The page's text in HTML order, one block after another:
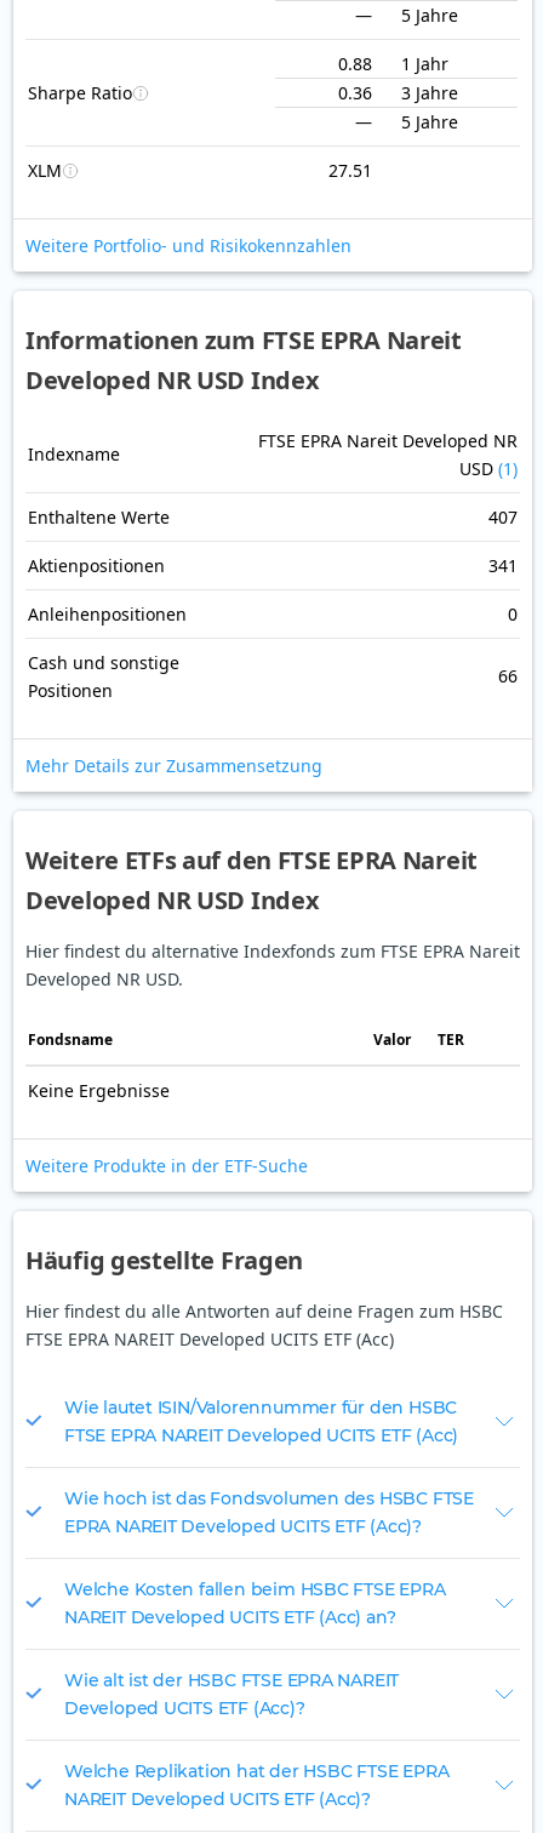
— 5 Jahre
Sharpe Ratio
0.88
1 Jahr
0.36
3 Jahre
—
5 Jahre
XLM 27.51
Weitere Portfolio- und Risikokennzahlen
Informationen zum FTSE EPRA Nareit
Developed NR USD Index
Indexname
FTSE EPRA Nareit Developed NR
USD (1)
Enthaltene Werte 407
Aktienpositionen 341
Anleihenpositionen 0
Cash und sonstige
Positionen
66
Mehr Details zur Zusammensetzung
Weitere ETFs auf den FTSE EPRA Nareit
Developed NR USD Index
Hier findest du alternative Indexfonds zum FTSE EPRA Nareit
Developed NR USD.
Fonds­name Valor TER
Keine Ergebnisse
Weitere Produkte in der ETF-Suche
Häufig gestellte Fragen
Hier findest du alle Antworten auf deine Fragen zum HSBC
FTSE EPRA NAREIT Developed UCITS ETF (Acc)
Wie lautet ISIN/Valorennummer für den HSBC
FTSE EPRA NAREIT Developed UCITS ETF (Acc)
Wie hoch ist das Fondsvolumen des HSBC FTSE
EPRA NAREIT Developed UCITS ETF (Acc)?
Welche Kosten fallen beim HSBC FTSE EPRA
NAREIT Developed UCITS ETF (Acc) an?
Wie alt ist der HSBC FTSE EPRA NAREIT
Developed UCITS ETF (Acc)?
Welche Replikation hat der HSBC FTSE EPRA
NAREIT Developed UCITS ETF (Acc)?